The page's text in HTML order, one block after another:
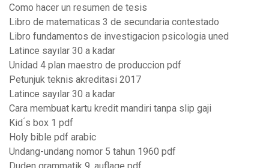
Como hacer un resumen de tesis
Libro de matematicas 3 de secundaria contestado
Libro fundamentos de investigacion psicologia uned
Latince sayılar 30 a kadar
Unidad 4 plan maestro de produccion pdf
Petunjuk teknis akreditasi 2017
Latince sayılar 30 a kadar
Cara membuat kartu kredit mandiri tanpa slip gaji
Kid ́s box 1 pdf
Holy bible pdf arabic
Undang-undang nomor 5 tahun 1960 pdf